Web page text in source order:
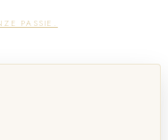
PASSIE.